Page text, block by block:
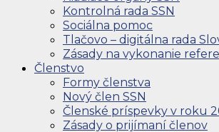
Kontrolná rada SSN
Sociálna pomoc
Tlačovo – digitálna rada
Zásady na vykonanie
Členstvo
Formy členstva
Nový člen SSN
Členské príspevky v roku
Zásady o prijímaní členov